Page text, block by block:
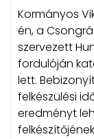
Kormányos
én, a
szervezett
fordulóján
lett.
felkészülési
eredményt